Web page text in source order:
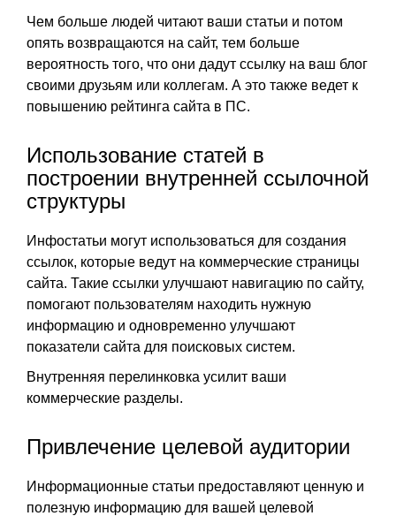
Чем больше людей читают ваши статьи и потом
опять возвращаются на сайт, тем больше
вероятность того, что они дадут ссылку на ваш блог
своими друзьям или коллегам. А это также ведет к
повышению рейтинга сайта в ПС.
Использование статей в
построении внутренней ссылочной
структуры
Инфостатьи могут использоваться для создания
ссылок, которые ведут на коммерческие страницы
сайта. Такие ссылки улучшают навигацию по сайту,
помогают пользователям находить нужную
информацию и одновременно улучшают
показатели сайта для поисковых систем.
Внутренняя перелинковка усилит ваши
коммерческие разделы.
Привлечение целевой аудитории
Информационные статьи предоставляют ценную и
полезную информацию для вашей целевой